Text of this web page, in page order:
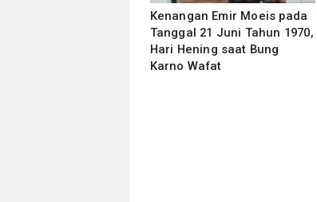
Kenangan Emir Moeis pada
Tanggal 21 Juni Tahun 1970,
Hari Hening saat Bung
Karno Wafat